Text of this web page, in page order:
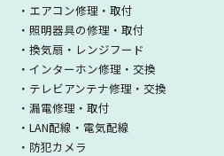
・エアコン修理・取付
・照明器具の修理・取付
・換気扇・レンジフード
・インターホン修理・交換
・テレビアンテナ修理・交換
・漏電修理・取付
・LAN配線・電気配線
・防犯カメラ